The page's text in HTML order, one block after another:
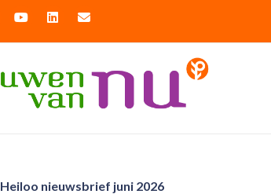
Heiloo nieuwsbrief juni 2026